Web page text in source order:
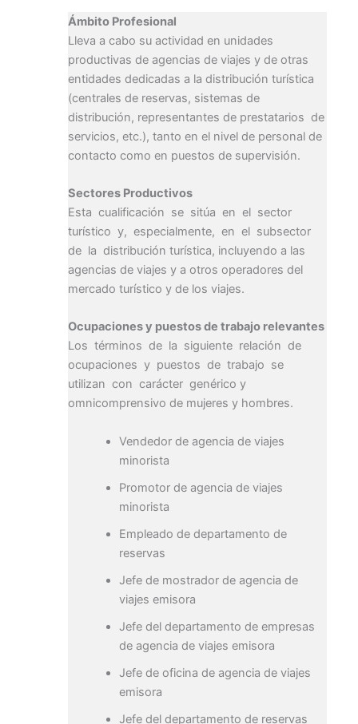
Ámbito Profesional
Lleva a cabo su actividad en unidades
productivas de agencias de viajes y de otras
entidades dedicadas a la distribución turística
(centrales de reservas, sistemas de
distribución, representantes de prestatarios de
servicios, etc.), tanto en el nivel de personal de
contacto como en puestos de supervisión.
Sectores Productivos
Esta cualificación se sitúa en el sector
turístico y, especialmente, en el subsector
de la distribución turística, incluyendo a las
agencias de viajes y a otros operadores del
mercado turístico y de los viajes.
Ocupaciones y puestos de trabajo relevantes
Los términos de la siguiente relación de
ocupaciones y puestos de trabajo se
utilizan con carácter genérico y
omnicomprensivo de mujeres y hombres.
Vendedor de agencia de viajes
minorista
Promotor de agencia de viajes
minorista
Empleado de departamento de
reservas
Jefe de mostrador de agencia de
viajes emisora
Jefe del departamento de empresas
de agencia de viajes emisora
Jefe de oficina de agencia de viajes
emisora
Jefe del departamento de reservas